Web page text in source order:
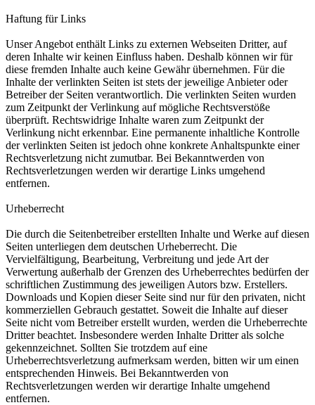
Haftung für Links
Unser Angebot enthält Links zu externen Webseiten Dritter, auf
deren Inhalte wir keinen Einfluss haben. Deshalb können wir für
diese fremden Inhalte auch keine Gewähr übernehmen. Für die
Inhalte der verlinkten Seiten ist stets der jeweilige Anbieter oder
Betreiber der Seiten verantwortlich. Die verlinkten Seiten wurden
zum Zeitpunkt der Verlinkung auf mögliche Rechtsverstöße
überprüft. Rechtswidrige Inhalte waren zum Zeitpunkt der
Verlinkung nicht erkennbar. Eine permanente inhaltliche Kontrolle
der verlinkten Seiten ist jedoch ohne konkrete Anhaltspunkte einer
Rechtsverletzung nicht zumutbar. Bei Bekanntwerden von
Rechtsverletzungen werden wir derartige Links umgehend
entfernen.
Urheberrecht
Die durch die Seitenbetreiber erstellten Inhalte und Werke auf diesen
Seiten unterliegen dem deutschen Urheberrecht. Die
Vervielfältigung, Bearbeitung, Verbreitung und jede Art der
Verwertung außerhalb der Grenzen des Urheberrechtes bedürfen der
schriftlichen Zustimmung des jeweiligen Autors bzw. Erstellers.
Downloads und Kopien dieser Seite sind nur für den privaten, nicht
kommerziellen Gebrauch gestattet. Soweit die Inhalte auf dieser
Seite nicht vom Betreiber erstellt wurden, werden die Urheberrechte
Dritter beachtet. Insbesondere werden Inhalte Dritter als solche
gekennzeichnet. Sollten Sie trotzdem auf eine
Urheberrechtsverletzung aufmerksam werden, bitten wir um einen
entsprechenden Hinweis. Bei Bekanntwerden von
Rechtsverletzungen werden wir derartige Inhalte umgehend
entfernen.